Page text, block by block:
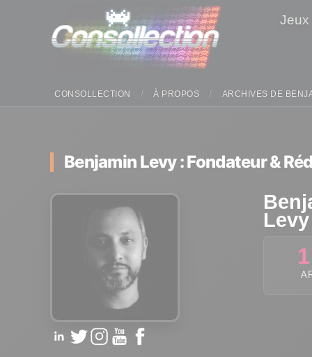
Jeux
CONSOLLECTION À PROPOS ARCHIVES DE
Benjamin Levy : Fondateur &
Levy
Panneau de gestion des cookies